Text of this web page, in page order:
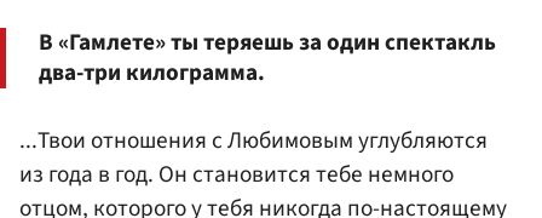
В «Гамлете» ты теряешь за один спектакль
два-три килограмма.
...Твои отношения с Любимовым углубляются
из года в год. Он становится тебе немного
отцом, которого у тебя никогда по-настоящему